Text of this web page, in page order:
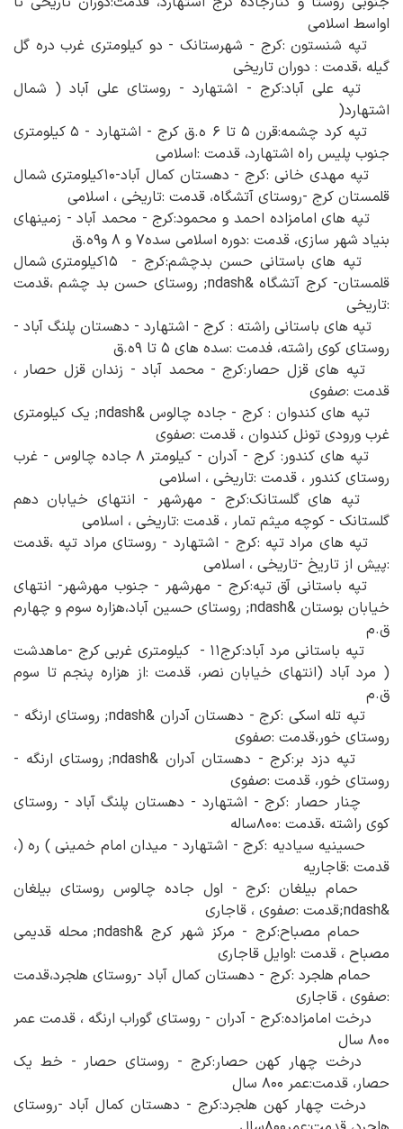
اواسط اسلامی
تپه شنستون :کرج - شهرستانک - دو کیلومتری غرب دره گل
گیله ،قدمت : دوران تاریخی
تپه علی آباد:کرج - اشتهارد - روستای علی آباد ( شمال
اشتهارد(
تپه کرد چشمه:قرن ۵ تا ۶ ه.ق کرج - اشتهارد - ۵ کیلومتری
جنوب پلیس راه اشتهارد، قدمت :اسلامی
تپه مهدی خانی :کرج - دهستان کمال آباد-۱۰کیلومتری شمال
قلمستان کرج -روستای آتشگاه، قدمت :تاریخی ، اسلامی
تپه های امامزاده احمد و محمود:کرج - محمد آباد - زمینهای
بنیاد شهر سازی، قدمت :دوره اسلامی سده۷ و ۸ و۹ه.ق
تپه های باستانی حسن بدچشم:کرج - ۱۵کیلومتری شمال
قلمستان- کرج آتشگاه &ndash; روستای حسن بد چشم ،قدمت
:تاریخی
تپه های باستانی راشته : کرج - اشتهارد - دهستان پلنگ آباد -
روستای کوی راشته، فدمت :سده های ۵ تا ۹ه.ق
تپه های قزل حصار:کرج - محمد آباد - زندان قزل حصار ،
قدمت :صفوی
تپه های کندوان : کرج - جاده چالوس &ndash; یک کیلومتری
غرب ورودی تونل کندوان ، قدمت :صفوی
تپه های کندور: کرج - آدران - کیلومتر ۸ جاده چالوس - غرب
روستای کندور ، قدمت :تاریخی ، اسلامی
تپه های گلستانک:کرج - مهرشهر - انتهای خیابان دهم
گلستانک - کوچه میثم تمار ، قدمت :تاریخی ، اسلامی
تپه های مراد تپه :کرج - اشتهارد - روستای مراد تپه ،قدمت
:پیش از تاریخ -تاریخی ، اسلامی
تپه باستانی آق تپه:کرج - مهرشهر - جنوب مهرشهر- انتهای
خیابان بوستان &ndash; روستای حسین آباد،هزاره سوم و چهارم
ق.م
تپه باستانی مرد آباد:کرج۱۱ - کیلومتری غربی کرج -ماهدشت
( مرد آباد (انتهای خیابان نصر، قدمت :از هزاره پنجم تا سوم
ق.م
تپه تله اسکی :کرج - دهستان آدران &ndash; روستای ارنگه -
روستای خور،قدمت :صفوی
تپه دزد بر:کرج - دهستان آدران &ndash; روستای ارنگه -
روستای خور، قدمت :صفوی
چنار حصار :کرج - اشتهارد - دهستان پلنگ آباد - روستای
کوی راشته ،قدمت :۸۰۰ساله
حسینیه سیادیه :کرج - اشتهارد - میدان امام خمینی ) ره (،
قدمت :قاجاریه
حمام بیلغان :کرج - اول جاده چالوس روستای بیلغان
&ndash;قدمت :صفوی ، قاجاری
حمام مصباح:کرج - مرکز شهر کرج &ndash; محله قدیمی
مصباح ، قدمت :اوایل قاجاری
حمام هلجرد :کرج - دهستان کمال آباد -روستای هلجرد،قدمت
:صفوی ، قاجاری
درخت امامزاده:کرج - آدران - روستای گوراب ارنگه ، قدمت عمر
۸۰۰ سال
درخت چهار کهن حصار:کرج - روستای حصار - خط یک
حصار، قدمت:عمر ۸۰۰ سال
درخت چهار کهن هلجرد:کرج - دهستان کمال آباد -روستای